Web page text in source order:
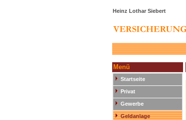
Heinz Lothar Siebert
Menü
Startseite
Privat
Gewerbe
Geldanlage